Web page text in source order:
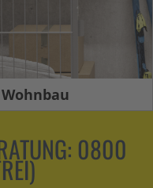
0800